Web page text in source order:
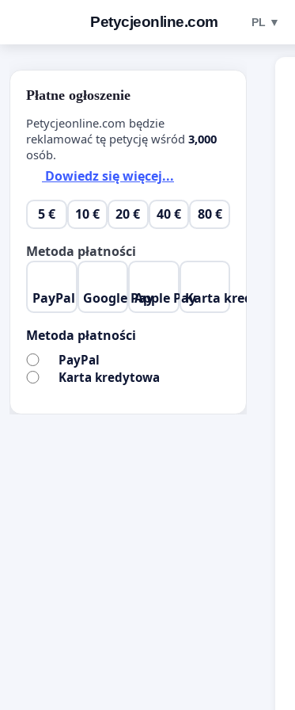
Petycjeonline.com PL ▼
Płatne ogłoszenie
Petycjeonline.com będzie
reklamować tę petycję wśród 3,000
osób.
Dowiedz się więcej...
5 € 10 € 20 € 40 € 80 €
Metoda płatności
PayPal Google PayApple PayKarta kredytowa
Metoda płatności
PayPal
Karta kredytowa